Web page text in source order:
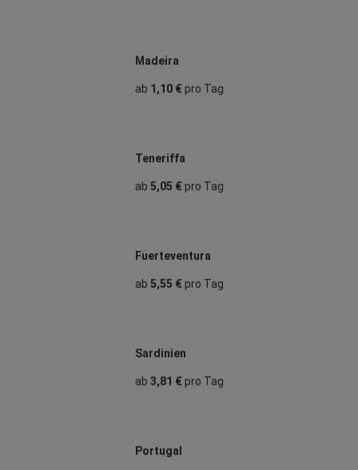
Madeira
ab 1,10 €pro Tag
Teneriffa
ab 5,05 €pro Tag
Fuerteventura
ab 5,55 €pro Tag
Sardinien
ab 3,81 €pro Tag
Portugal